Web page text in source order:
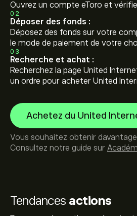
Tendances actions
Ouvrez un compte eToro et
02
Déposer des fonds :
Déposez des fonds sur votre
le mode de paiement de votre
03
Recherche et achat :
Recherchez la page United
un ordre pour acheter United
Achetez du United
Vous souhaitez obtenir
Consultez notre guide sur